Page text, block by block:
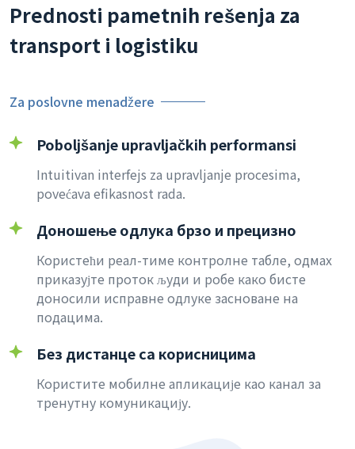
Prednosti pametnih rešenja za
transport i logistiku
Za poslovne menadžere
Poboljšanje upravljačkih performansi
Intuitivan interfejs za upravljanje procesima,
povećava efikasnost rada.
Доношење одлука брзо и прецизно
Користећи реал-тиме контролне табле, одмах
приказујте проток људи и робе како бисте
доносили исправне одлуке засноване на
подацима.
Без дистанце са корисницима
Користите мобилне апликације као канал за
тренутну комуникацију.